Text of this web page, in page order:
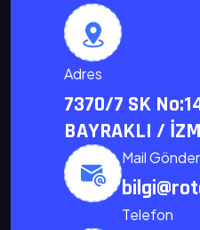
Adres
7370/7 SK
BAYRAKLI /
Mail Gönder
Telefon